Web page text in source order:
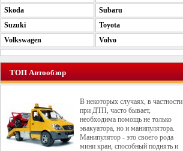
Skoda
Subaru
Suzuki
Toyota
Volkswagen
Volvo
ТОП Автообзор
В некоторых случаях, в частности
при ДТП, часто бывает,
необходима помощь не только
эвакуатора, но и манипулятора.
Манипулятор - это своего рода
мини кран, способный поднять и